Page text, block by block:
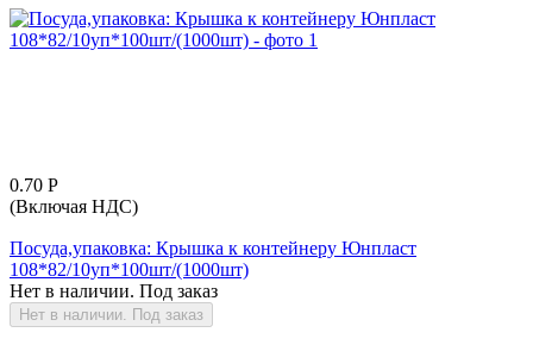
0.70 Р
(Включая НДС)
Посуда,упаковка: Крышка к контейнеру Юнпласт
108*82/10уп*100шт/(1000шт)
Нет в наличии. Под заказ
Нет в наличии. Под заказ